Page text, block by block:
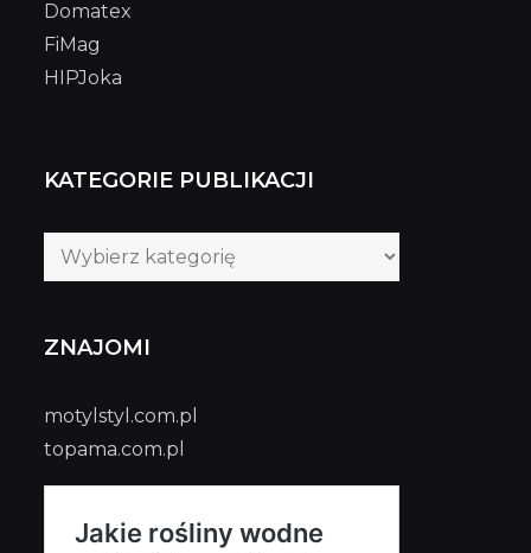
Domatex
FiMag
HIPJoka
KATEGORIE PUBLIKACJI
Kategorie
publikacji
ZNAJOMI
motylstyl.com.pl
topama.com.pl